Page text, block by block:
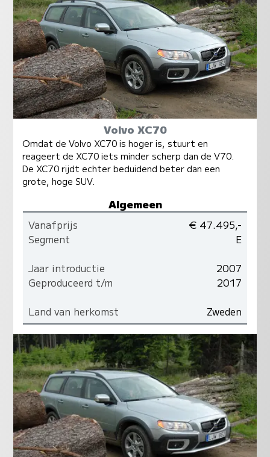
Volvo XC70
Omdat de Volvo XC70 is hoger is, stuurt en
reageert de XC70 iets minder scherp dan de V70.
De XC70 rijdt echter beduidend beter dan een
grote, hoge SUV.
Algemeen
Vanafprijs
€ 47.495,-
Segment
E
Jaar introductie
2007
Geproduceerd t/m
2017
Land van herkomst
Zweden